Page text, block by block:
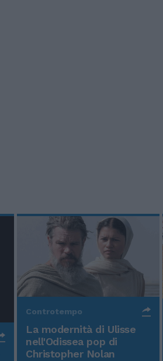
Controtempo
La modernità di Ulisse
nell'Odissea pop di
Christopher Nolan